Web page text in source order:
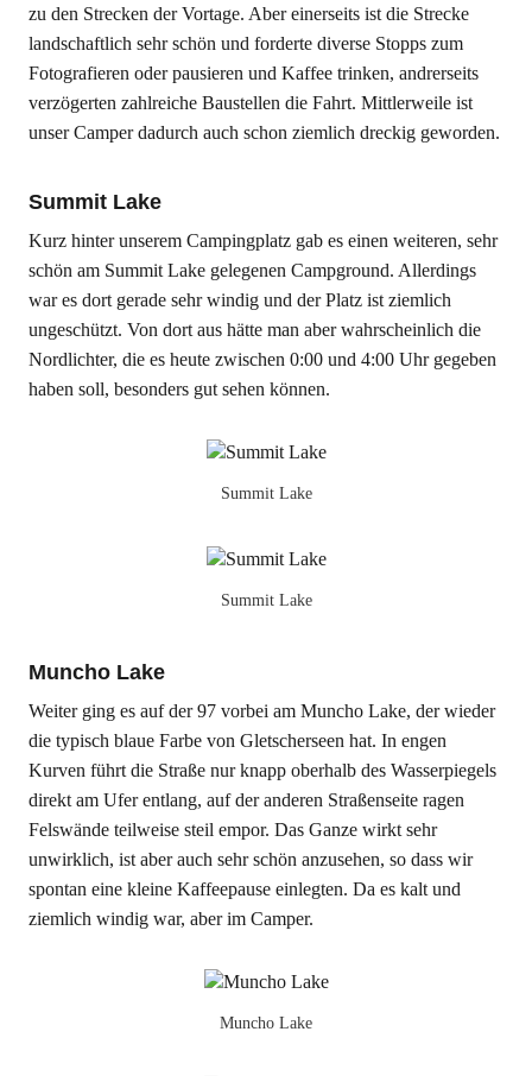
zu den Strecken der Vortage. Aber einerseits ist die Strecke
landschaftlich sehr schön und forderte diverse Stopps zum
Fotografieren oder pausieren und Kaffee trinken, andrerseits
verzögerten zahlreiche Baustellen die Fahrt. Mittlerweile ist
unser Camper dadurch auch schon ziemlich dreckig geworden.
Summit Lake
Kurz hinter unserem Campingplatz gab es einen weiteren, sehr
schön am Summit Lake gelegenen Campground. Allerdings
war es dort gerade sehr windig und der Platz ist ziemlich
ungeschützt. Von dort aus hätte man aber wahrscheinlich die
Nordlichter, die es heute zwischen 0:00 und 4:00 Uhr gegeben
haben soll, besonders gut sehen können.
Summit Lake
Summit Lake
Muncho Lake
Weiter ging es auf der 97 vorbei am Muncho Lake, der wieder
die typisch blaue Farbe von Gletscherseen hat. In engen
Kurven führt die Straße nur knapp oberhalb des Wasserpiegels
direkt am Ufer entlang, auf der anderen Straßenseite ragen
Felswände teilweise steil empor. Das Ganze wirkt sehr
unwirklich, ist aber auch sehr schön anzusehen, so dass wir
spontan eine kleine Kaffeepause einlegten. Da es kalt und
ziemlich windig war, aber im Camper.
Muncho Lake